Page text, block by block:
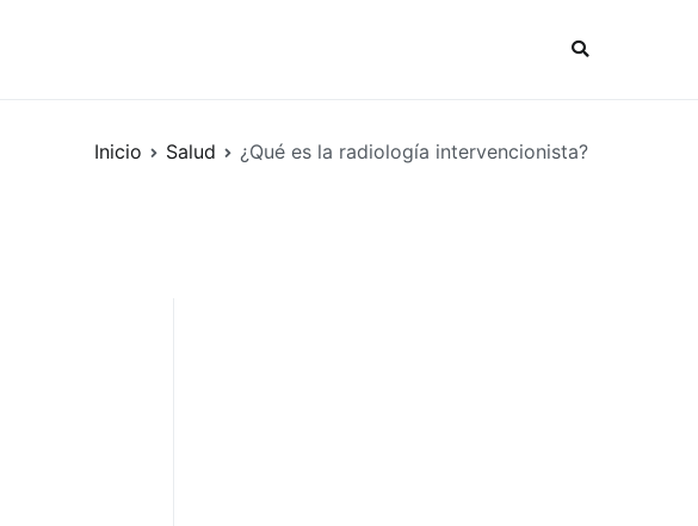
Inicio Salud ¿Qué es la radiología intervencionista?